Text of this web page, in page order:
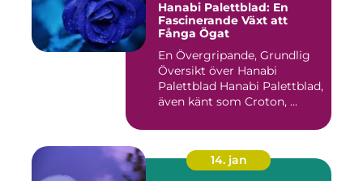
Hanabi Palettblad: En
Fascinerande Växt att
Fånga Ögat
En Övergripande, Grundlig
Översikt över Hanabi
Palettblad Hanabi Palettblad,
även känt som Croton, ...
14. jan